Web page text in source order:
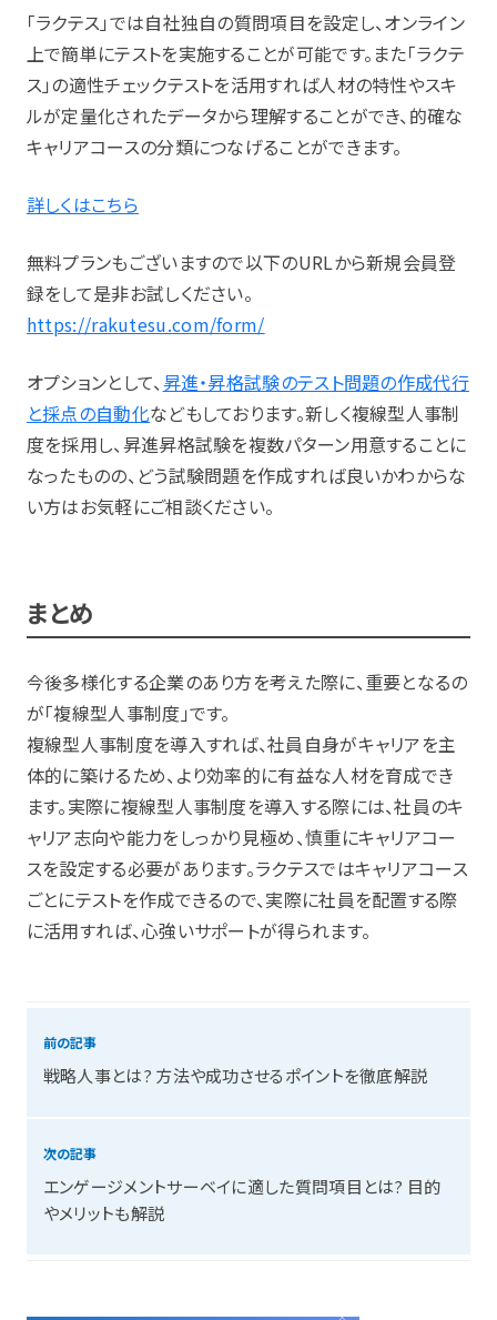
「ラクテス」では自社独自の質問項目を設定し、オンライン
上で簡単にテストを実施することが可能です。また「ラクテ
ス」の適性チェックテストを活用すれば人材の特性やスキ
ルが定量化されたデータから理解することができ、的確な
キャリアコースの分類につなげることができます。
詳しくはこちら
無料プランもございますので以下のURLから新規会員登
録をして是非お試しください。
https://rakutesu.com/form/
オプションとして、昇進・昇格試験のテスト問題の作成代行
と採点の自動化などもしております。新しく複線型人事制
度を採用し、昇進昇格試験を複数パターン用意することに
なったものの、どう試験問題を作成すれば良いかわからな
い方はお気軽にご相談ください。
まとめ
今後多様化する企業のあり方を考えた際に、重要となるの
が「複線型人事制度」です。
複線型人事制度を導入すれば、社員自身がキャリアを主
体的に築けるため、より効率的に有益な人材を育成でき
ます。実際に複線型人事制度を導入する際には、社員のキ
ャリア志向や能力をしっかり見極め、慎重にキャリアコー
スを設定する必要があります。ラクテスではキャリアコース
ごとにテストを作成できるので、実際に社員を配置する際
に活用すれば、心強いサポートが得られます。
前の記事
戦略人事とは? 方法や成功させるポイントを徹底解説
次の記事
エンゲージメントサーベイに適した質問項目とは? 目的
やメリットも解説